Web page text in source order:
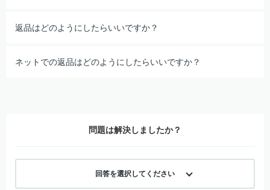
返品はどのようにしたらいいですか？
ネットでの返品はどのようにしたらいいですか？
問題は解決しましたか？
回答を選択してください